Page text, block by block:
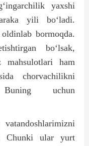
yaxshi
yili bo‘ladi.
bormoqda.
bo‘lsak,
mahsulotlari ham
chorvachilikni
Buning uchun
Chunki ular yurt